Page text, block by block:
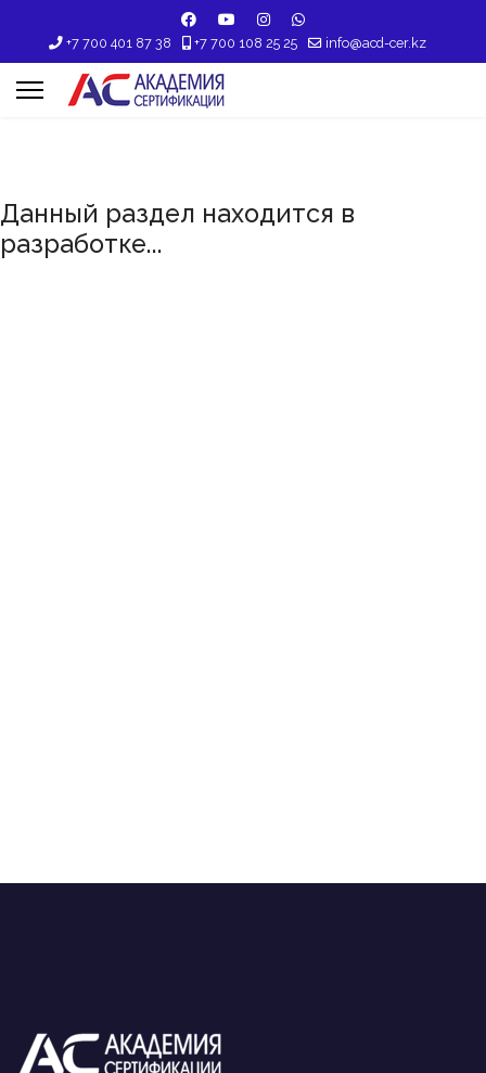
+7 700 401 87 38 +7 700 108 25 25 info@acd-cer.kz
Данный раздел находится в
разработке...